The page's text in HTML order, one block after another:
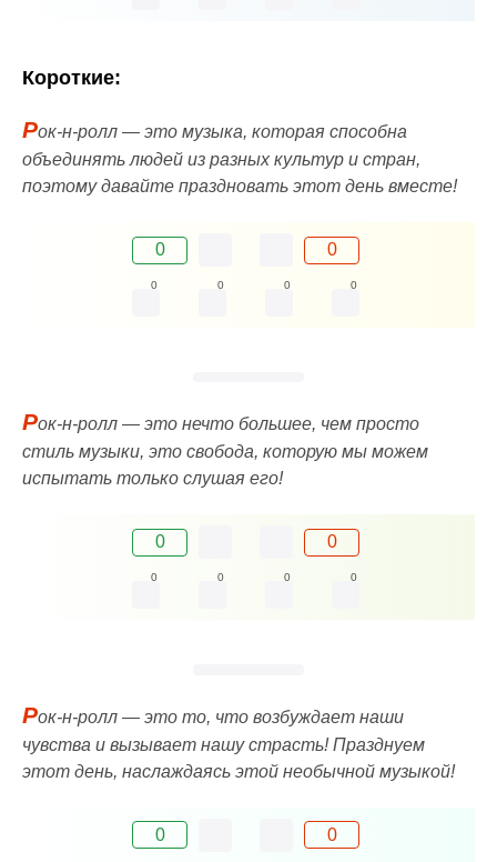
Короткие:
Рок-н-ролл — это музыка, которая способна
объединять людей из разных культур и стран,
поэтому давайте праздновать этот день вместе!
0 0
0 0 0 0
Рок-н-ролл — это нечто большее, чем просто
стиль музыки, это свобода, которую мы можем
испытать только слушая его!
0 0
0 0 0 0
Рок-н-ролл — это то, что возбуждает наши
чувства и вызывает нашу страсть! Празднуем
этот день, наслаждаясь этой необычной музыкой!
0 0